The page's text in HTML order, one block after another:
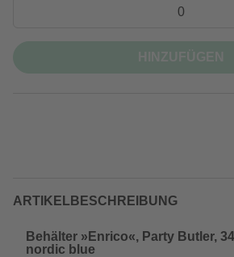
ARTIKELBESCHREIBUNG
Behälter »Enrico«, Party Butler,
nordic blue